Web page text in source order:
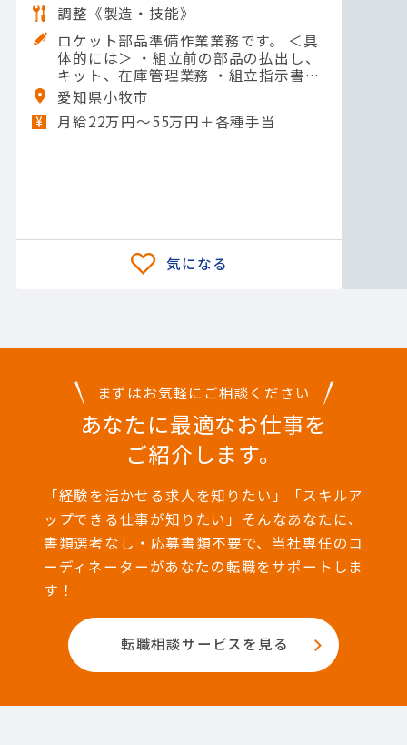
調整《製造・技能》
ロケット部品準備作業業務です。 ＜具
体的には＞ ・組立前の部品の払出し、
キット、在庫管理業務 ・組立指示書の
発行、図面等の書類管理業務 ・部品ハ
ンドリング、梱包、発送業務 【担当製
品】(輸送用機器)航空機器 【使用ツー
愛知県小牧市
月給22万円〜55万円＋各種手当
まずはお気軽にご相談ください
あなたに最適なお仕事を
ご紹介します。
「経験を活かせる求人を知りたい」「スキルア
ップできる仕事が知りたい」そんなあなたに、
書類選考なし・応募書類不要で、当社専任のコ
ーディネーターがあなたの転職をサポートしま
す！
転職相談サービスを見る